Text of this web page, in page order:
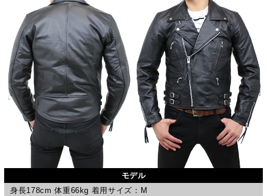
モデル
身長178cm 体重66kg 着用サイズ：M